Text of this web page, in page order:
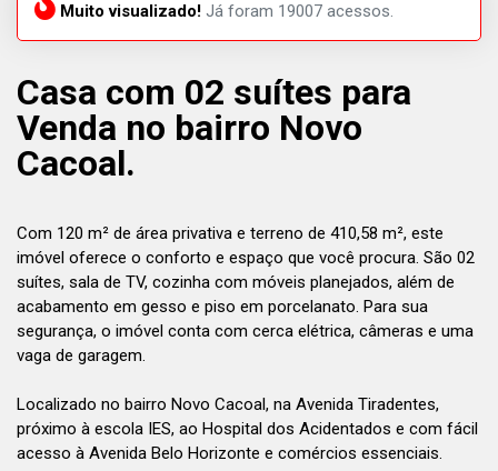
Muito visualizado! Já foram 19007 acessos.
Casa com 02 suítes para
Venda no bairro Novo
Cacoal.
Com 120 m² de área privativa e terreno de 410,58 m², este
imóvel oferece o conforto e espaço que você procura. São 02
suítes, sala de TV, cozinha com móveis planejados, além de
acabamento em gesso e piso em porcelanato. Para sua
segurança, o imóvel conta com cerca elétrica, câmeras e uma
vaga de garagem.
Localizado no bairro Novo Cacoal, na Avenida Tiradentes,
próximo à escola IES, ao Hospital dos Acidentados e com fácil
acesso à Avenida Belo Horizonte e comércios essenciais.